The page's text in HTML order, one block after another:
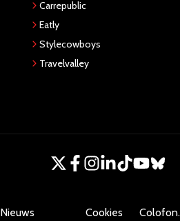
Carrepublic
Eatly
Stylecowboys
Travelvalley
Nieuws Cookies Colofon.